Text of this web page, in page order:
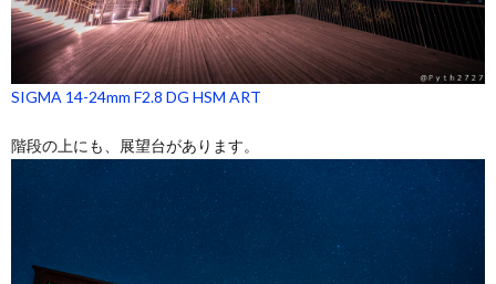
SIGMA 14-24mm F2.8 DG HSM ART
階段の上にも、展望台があります。